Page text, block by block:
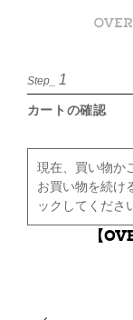
Step_ 1
カートの確認
現在、買い物か
お買い物を続け
ックしてくださ
【